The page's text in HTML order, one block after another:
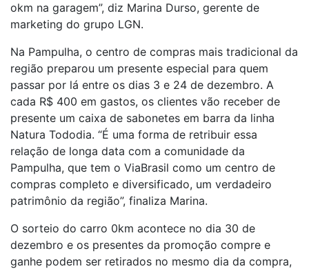
okm na garagem”, diz Marina Durso, gerente de
marketing do grupo LGN.
Na Pampulha, o centro de compras mais tradicional da
região preparou um presente especial para quem
passar por lá entre os dias 3 e 24 de dezembro. A
cada R$ 400 em gastos, os clientes vão receber de
presente um caixa de sabonetes em barra da linha
Natura Tododia. “É uma forma de retribuir essa
relação de longa data com a comunidade da
Pampulha, que tem o ViaBrasil como um centro de
compras completo e diversificado, um verdadeiro
patrimônio da região”, finaliza Marina.
O sorteio do carro 0km acontece no dia 30 de
dezembro e os presentes da promoção compre e
ganhe podem ser retirados no mesmo dia da compra,